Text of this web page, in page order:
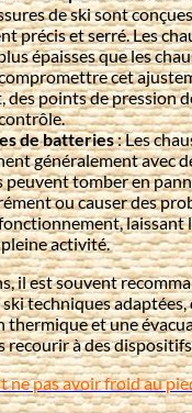
de ski sont
précis et serré. Les
épaisses que les
cet
des points de pression
de batteries: Les
généralement avec
peuvent tomber en
ou causer des
laissant
activité.
il est souvent
techniques
thermique et une
recourir à des
ne pas avoir froid au